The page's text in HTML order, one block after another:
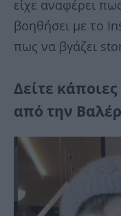
είχε αναφέρει
βοηθήσει με το
πως να βγάζει
Δείτε
από την